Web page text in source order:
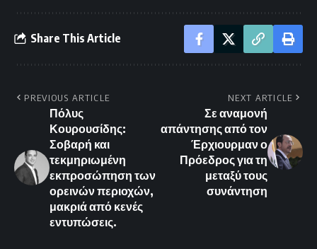
Share This Article
PREVIOUS ARTICLE
Πόλυς
Κουρουσίδης:
Σοβαρή και
τεκμηριωμένη
εκπροσώπηση των
ορεινών περιοχών,
μακριά από κενές
εντυπώσεις.
NEXT ARTICLE
Σε αναμονή
απάντησης από τον
Έρχιουρμαν ο
Πρόεδρος για τη
μεταξύ τους
συνάντηση